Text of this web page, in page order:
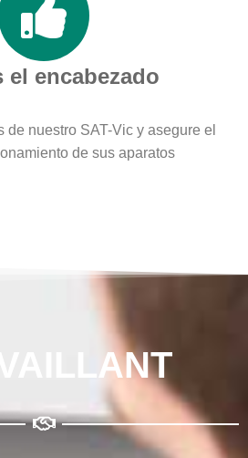
el encabezado
nuestro SAT-Vic y asegure el
de sus aparatos
VAILLANT